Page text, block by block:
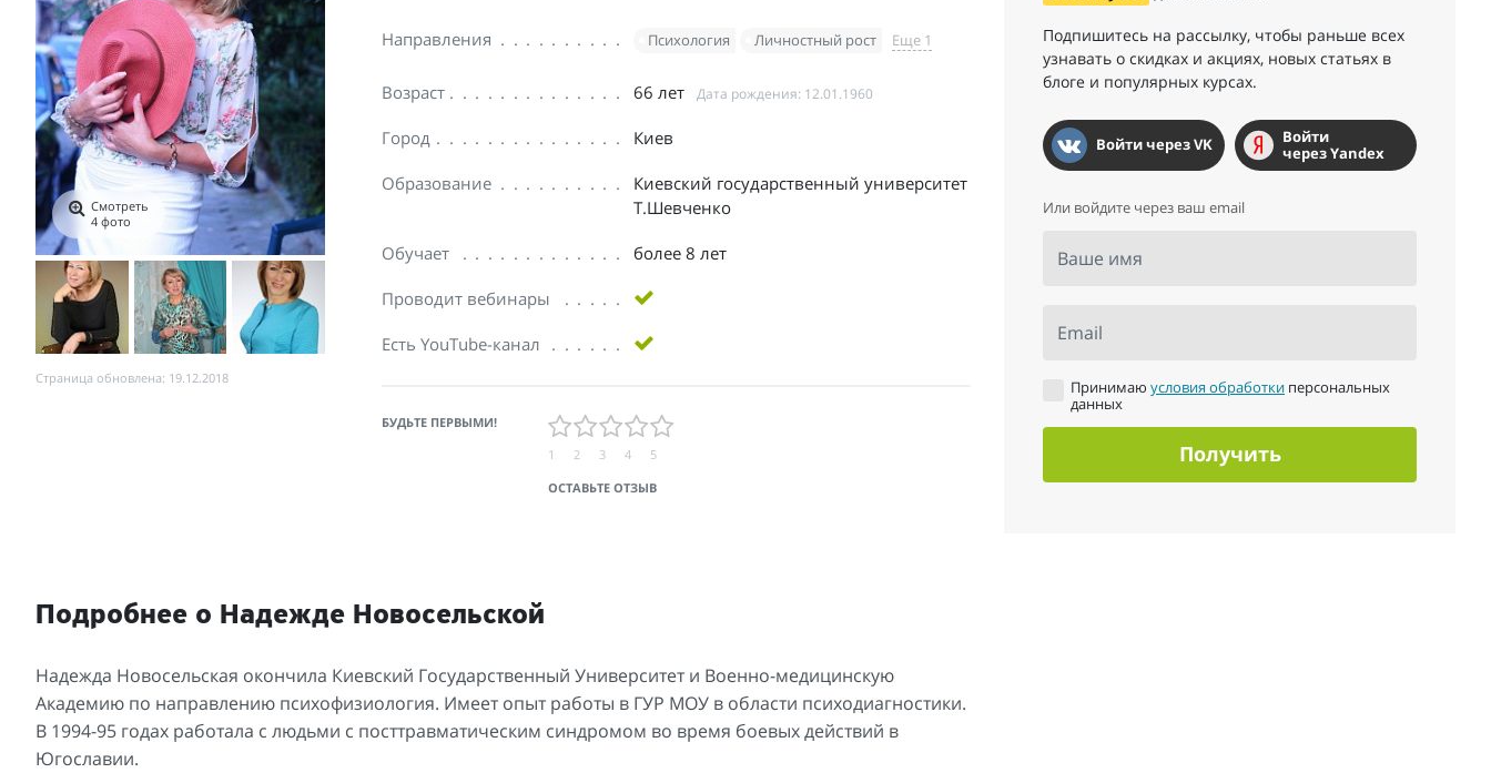
Смотреть
4 фото
Страница обновлена: 19.12.2018
Направления Психология Личностный рост Еще 1
Возраст 66 лет Дата рождения: 12.01.1960
Город Киев
Образование
Киевский государственный университет
Т.Шевченко
Обучает более 8 лет
Проводит вебинары
Есть YouTube-канал
БУДЬТЕ ПЕРВЫМИ!
ОСТАВЬТЕ ОТЗЫВ
1 2 3 4 5
Подробнее о Надежде Новосельской
Надежда Новосельская окончила Киевский Государственный Университет и Военно-медицинскую
Академию по направлению психофизиология. Имеет опыт работы в ГУР МОУ в области психодиагностики.
В 1994-95 годах работала с людьми с посттравматическим синдромом во время боевых действий в
Югославии.
Подпишитесь на рассылку, чтобы раньше всех
узнавать о скидках и акциях, новых статьях в
блоге и популярных курсах.
Войти через VK
Войти
через Yandex
Или войдите через ваш email
Ваше имя
Email
Принимаюусловия обработки персональных
данных
Получить